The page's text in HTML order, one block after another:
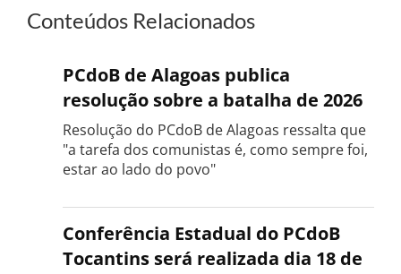
Conteúdos Relacionados
PCdoB de Alagoas publica
resolução sobre a batalha de 2026
Resolução do PCdoB de Alagoas ressalta que
"a tarefa dos comunistas é, como sempre foi,
estar ao lado do povo"
Conferência Estadual do PCdoB
Tocantins será realizada dia 18 de